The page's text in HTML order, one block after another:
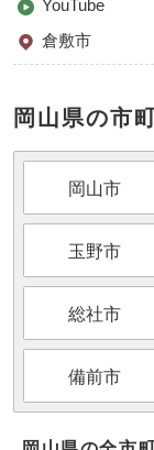
YouTube
倉敷市
岡山県の市
岡山市
玉野市
総社市
備前市